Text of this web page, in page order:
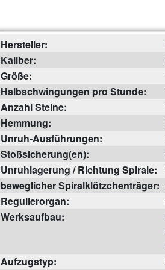
Hersteller:
Kaliber:
Größe:
Halbschwingungen pro Stunde:
Anzahl Steine:
Hemmung:
Unruh-Ausführungen:
Stoßsicherung(en):
Unruhlagerung / Richtung Spirale:
beweglicher Spiralklötzchenträger:
Regulierorgan:
Werksaufbau:
Aufzugstyp: